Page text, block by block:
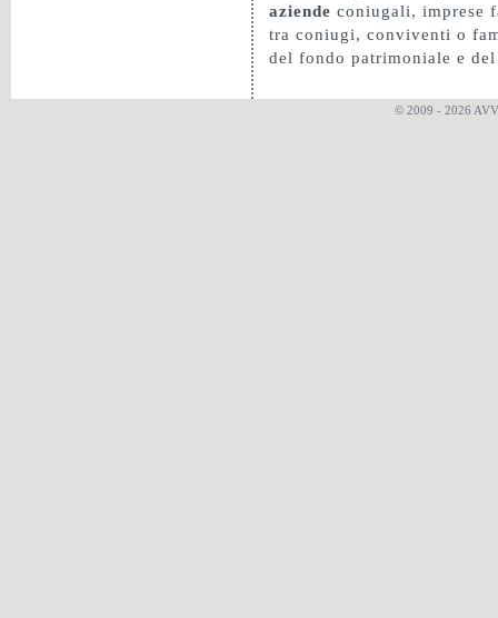
aziende coniugali, imprese
tra coniugi, conviventi o
del fondo patrimoniale e
© 2009 - 2026